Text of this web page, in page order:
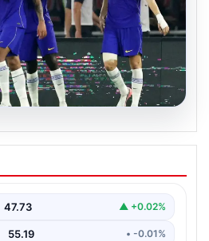
Maçında Milan’ı Farklı
rakiplerinden Milan ile
47.73 ▲ +0.02%
55.19 • -0.01%